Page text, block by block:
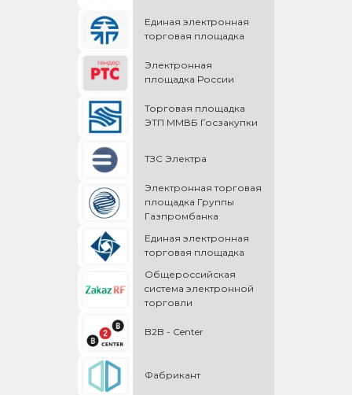
Единая электронная
торговая площадка
Электронная
площадка России
Торговая площадка
ЭТП ММВБ Госзакупки
ТЗС Электра
Электронная торговая
площадка Группы
Газпромбанка
Единая электронная
торговая площадка
Общероссийская
cистема электронной
торговли
B2B - Center
Фабрикант